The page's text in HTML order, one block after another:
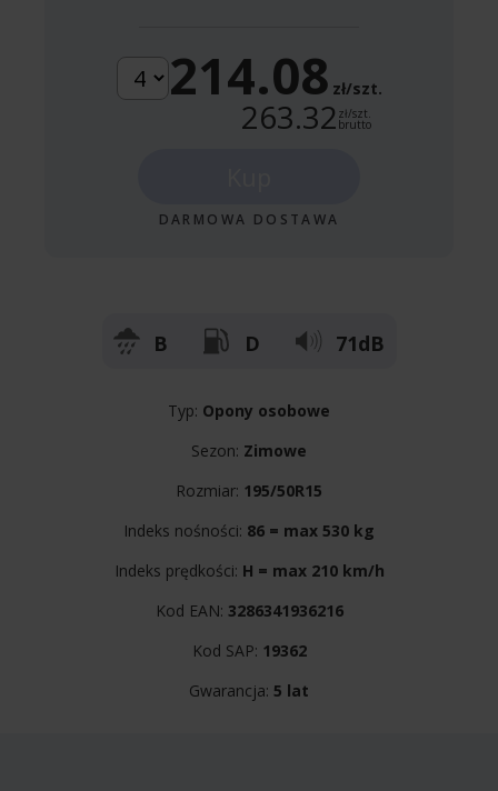
214.08 zł/szt.
263.32 zł/szt.
brutto
DARMOWA DOSTAWA
B D 71dB
Typ: Opony osobowe
Sezon: Zimowe
Rozmiar: 195/50R15
Indeks nośności: 86 = max 530 kg
Indeks prędkości: H = max 210 km/h
Kod EAN: 3286341936216
Kod SAP: 19362
Gwarancja: 5 lat